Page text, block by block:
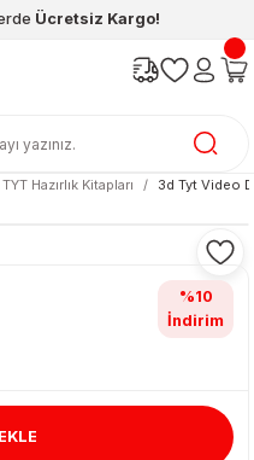
Ücretsiz Kargo!
TYT Hazırlık Kitapları 3d Tyt Video
%10
İndirim